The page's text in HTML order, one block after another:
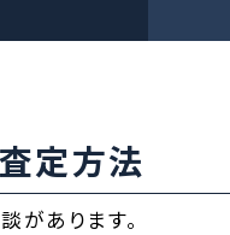
定方法
があります。